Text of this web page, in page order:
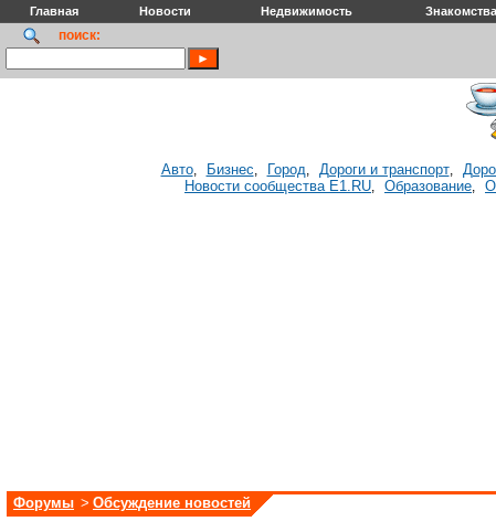
Главная Новости Недвижимость Знакомства
поиск:
Авто, Бизнес, Город, Дороги и транспорт,
Новости сообщества E1.RU, Образование,
Форумы > Обсуждение новостей